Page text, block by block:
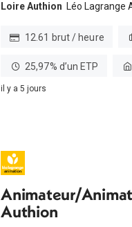
Loire Authion Léo Lagrange
12.61 brut / heure
25,97% d’un ETP
il y a 5 jours
Animateur/
Authion